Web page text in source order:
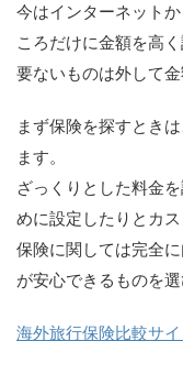
今はインターネット
ころだけに金額を高
要ないものは外して
まず保険を探すとき
ます。
ざっくりとした料金
めに設定したりとカ
保険に関しては完全
が安心できるものを選
海外旅行保険比較サイ